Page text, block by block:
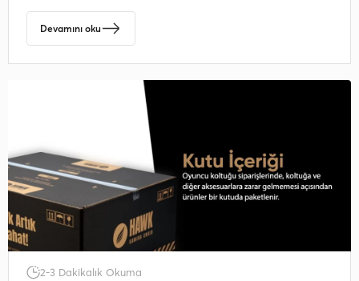
Devamını oku
2-3 Dakikalık Okuma